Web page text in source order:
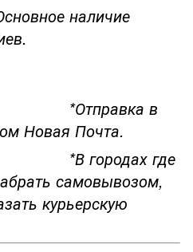
наличие
в
Новая Почта.
где
самовывозом,
курьерскую